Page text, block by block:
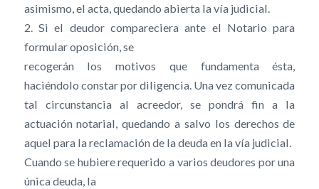
asimismo, el acta, quedando abierta la vía judicial.
2. Si el deudor compareciera ante el Notario para
formular oposición, se
recogerán los motivos que fundamenta ésta,
haciéndolo constar por diligencia. Una vez comunicada
tal circunstancia al acreedor, se pondrá fin a la
actuación notarial, quedando a salvo los derechos de
aquel para la reclamación de la deuda en la vía judicial.
Cuando se hubiere requerido a varios deudores por una
única deuda, la